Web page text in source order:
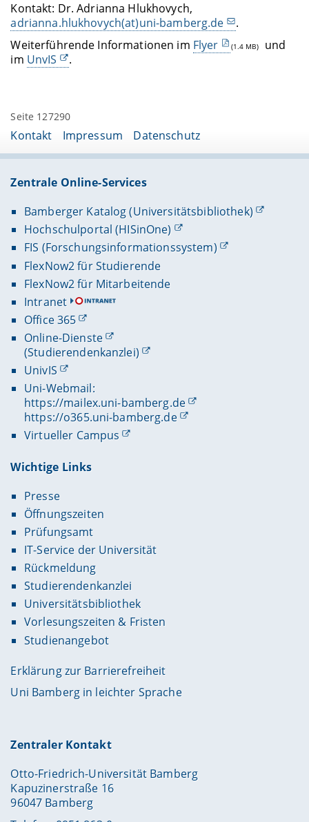
Kontakt: Dr. Adrianna Hlukhovych,
adrianna.hlukhovych(at)uni-bamberg.de
.
Weiterführende Informationen im Flyer (1.4 MB)
und
im UnvIS .
Seite 127290
Kontakt Impressum Datenschutz
Zentrale Online-Services
Bamberger Katalog (Universitätsbibliothek)
Hochschulportal (HISinOne)
FIS (Forschungsinformationssystem)
FlexNow2 für Studierende
FlexNow2 für Mitarbeitende
Intranet
Office 365
Online-Dienste
(Studierendenkanzlei)
UnivIS
Uni-Webmail:
https://mailex.uni-bamberg.de
https://o365.uni-bamberg.de
Virtueller Campus
Wichtige Links
Presse
Öffnungszeiten
Prüfungsamt
IT-Service der Universität
Rückmeldung
Studierendenkanzlei
Universitätsbibliothek
Vorlesungszeiten & Fristen
Studienangebot
Erklärung zur Barrierefreiheit
Uni Bamberg in leichter Sprache
Zentraler Kontakt
Otto-Friedrich-Universität Bamberg
Kapuzinerstraße 16
96047 Bamberg